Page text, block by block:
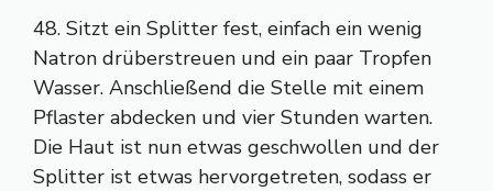
48. Sitzt ein Splitter fest, einfach ein wenig
Natron drüberstreuen und ein paar Tropfen
Wasser. Anschließend die Stelle mit einem
Pflaster abdecken und vier Stunden warten.
Die Haut ist nun etwas geschwollen und der
Splitter ist etwas hervorgetreten, sodass er